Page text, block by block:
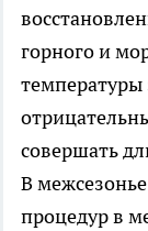
горного и
температуры
совершать
В
процедур в